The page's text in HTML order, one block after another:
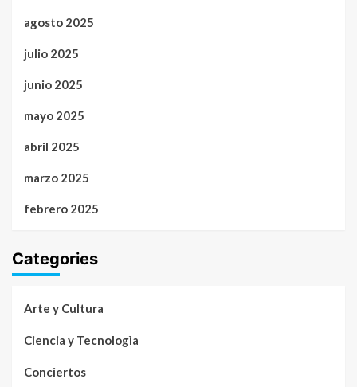
agosto 2025
julio 2025
junio 2025
mayo 2025
abril 2025
marzo 2025
febrero 2025
Categories
Arte y Cultura
Ciencia y Tecnologìa
Conciertos